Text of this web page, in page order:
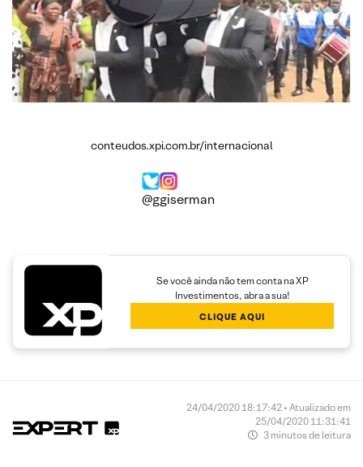
conteudos.xpi.com.br/internacional
@ggiserman–
Se você ainda não tem conta na XP
Investimentos, abra a sua!
CLIQUE AQUI
24/04/2020 18:17:42 • Atualizado em
25/04/2020 11:31:41
3 minutos de leitura